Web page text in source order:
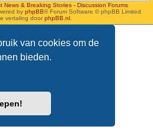
van cookies om de
bieden.
News & Breaking Stories - Discussion Forums
by phpBB® Forum Software © phpBB Limited
vertaling doorphpBB.nl.